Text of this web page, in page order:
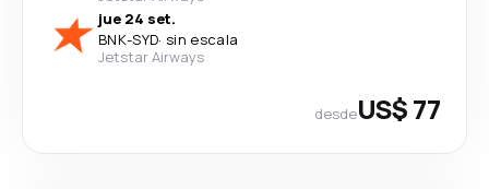
jue 24 set.
BNK-SYD· sin escala
Jetstar Airways
desdeUS$ 77